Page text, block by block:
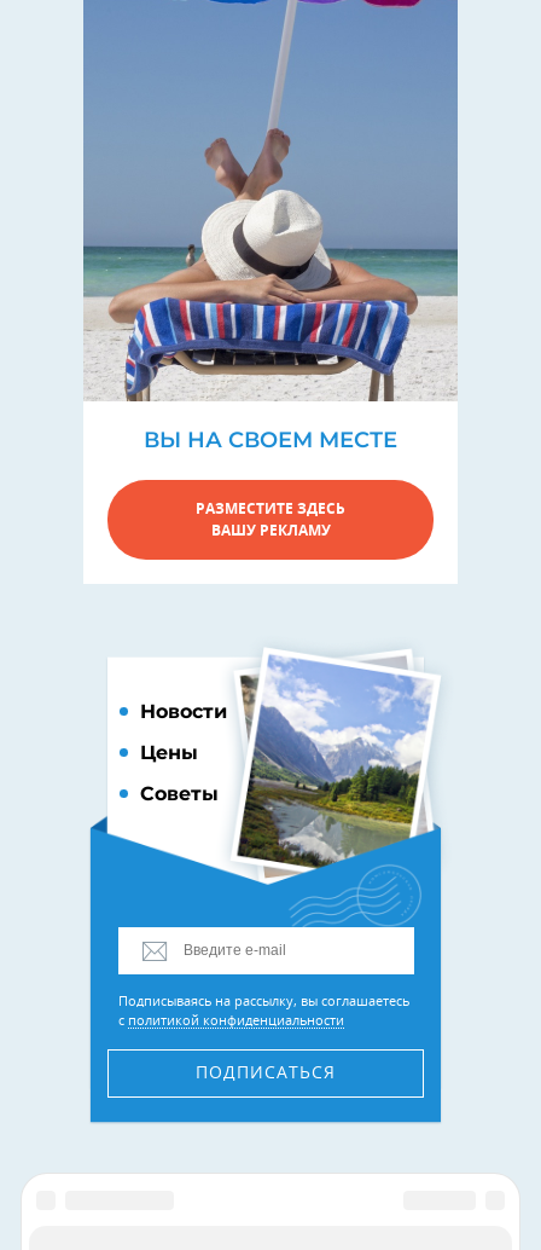
ВЫ НА СВОЕМ МЕСТЕ
РАЗМЕСТИТЕ ЗДЕСЬ
ВАШУ РЕКЛАМУ
Новости
Цены
Советы
Подписываясь на рассылку, вы соглашаетесь
с политикой конфиденциальности
ПОДПИСАТЬСЯ